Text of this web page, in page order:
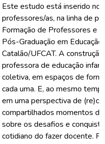
Este estudo está inserido no
professores/as, na linha de
Formação de Professores e
Pós-Graduação em
Catalão/UFCAT. A
professora de educação
coletiva, em espaços de
cada uma. E, ao mesmo
em uma perspectiva de
compartilhados momentos
sobre os desafios e
cotidiano do fazer docente.